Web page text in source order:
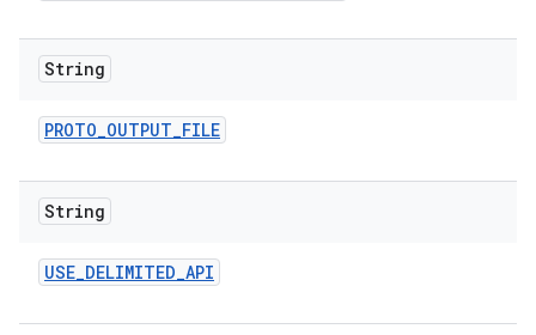
String
PROTO_OUTPUT_FILE
String
USE_DELIMITED_API